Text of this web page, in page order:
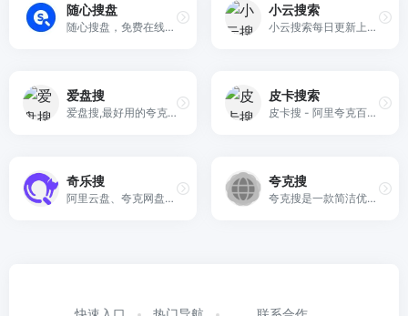
随心搜盘
随心搜盘，免费在线短剧资源搜索网站，夸克网盘短剧资源搜索。
小云搜索
小云搜索每日更新上千，实时失效检测，专注于收录全网云盘资源，支持七大网盘搜索支持阿里云盘、夸克网盘、百度网盘、迅雷网盘、蓝奏云、蓝凑云、天翼云。
爱盘搜
爱盘搜,最好用的夸克资源搜索站,每天更新海量资源
皮卡搜索
皮卡搜 - 阿里夸克百度蓝奏天翼五大网盘聚合搜索引擎，10000000+ 网盘资源免费无偿分享，坚持做最好的网盘搜索引擎！
奇乐搜
阿里云盘、夸克网盘综合资源搜索网站，每日更新最新网盘资源，全站无广告免登录使用。
夸克搜
夸克搜是一款简洁优雅的夸克网盘搜索引擎，页面清爽，资源全面，支持影视、短剧、综艺、动漫等夸克网盘资源搜索。只需输入关键词，即可快速找到相关夸克网盘资源。